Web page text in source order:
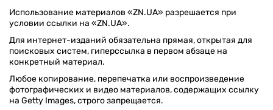
Использование материалов «ZN.UA» разрешается при
условии ссылки на «ZN.UA».
Для интернет-изданий обязательна прямая, открытая для
поисковых систем, гиперссылка в первом абзаце на
конкретный материал.
Любое копирование, перепечатка или воспроизведение
фотографических и видео материалов, содержащих ссылку
на Getty Images, строго запрещается.